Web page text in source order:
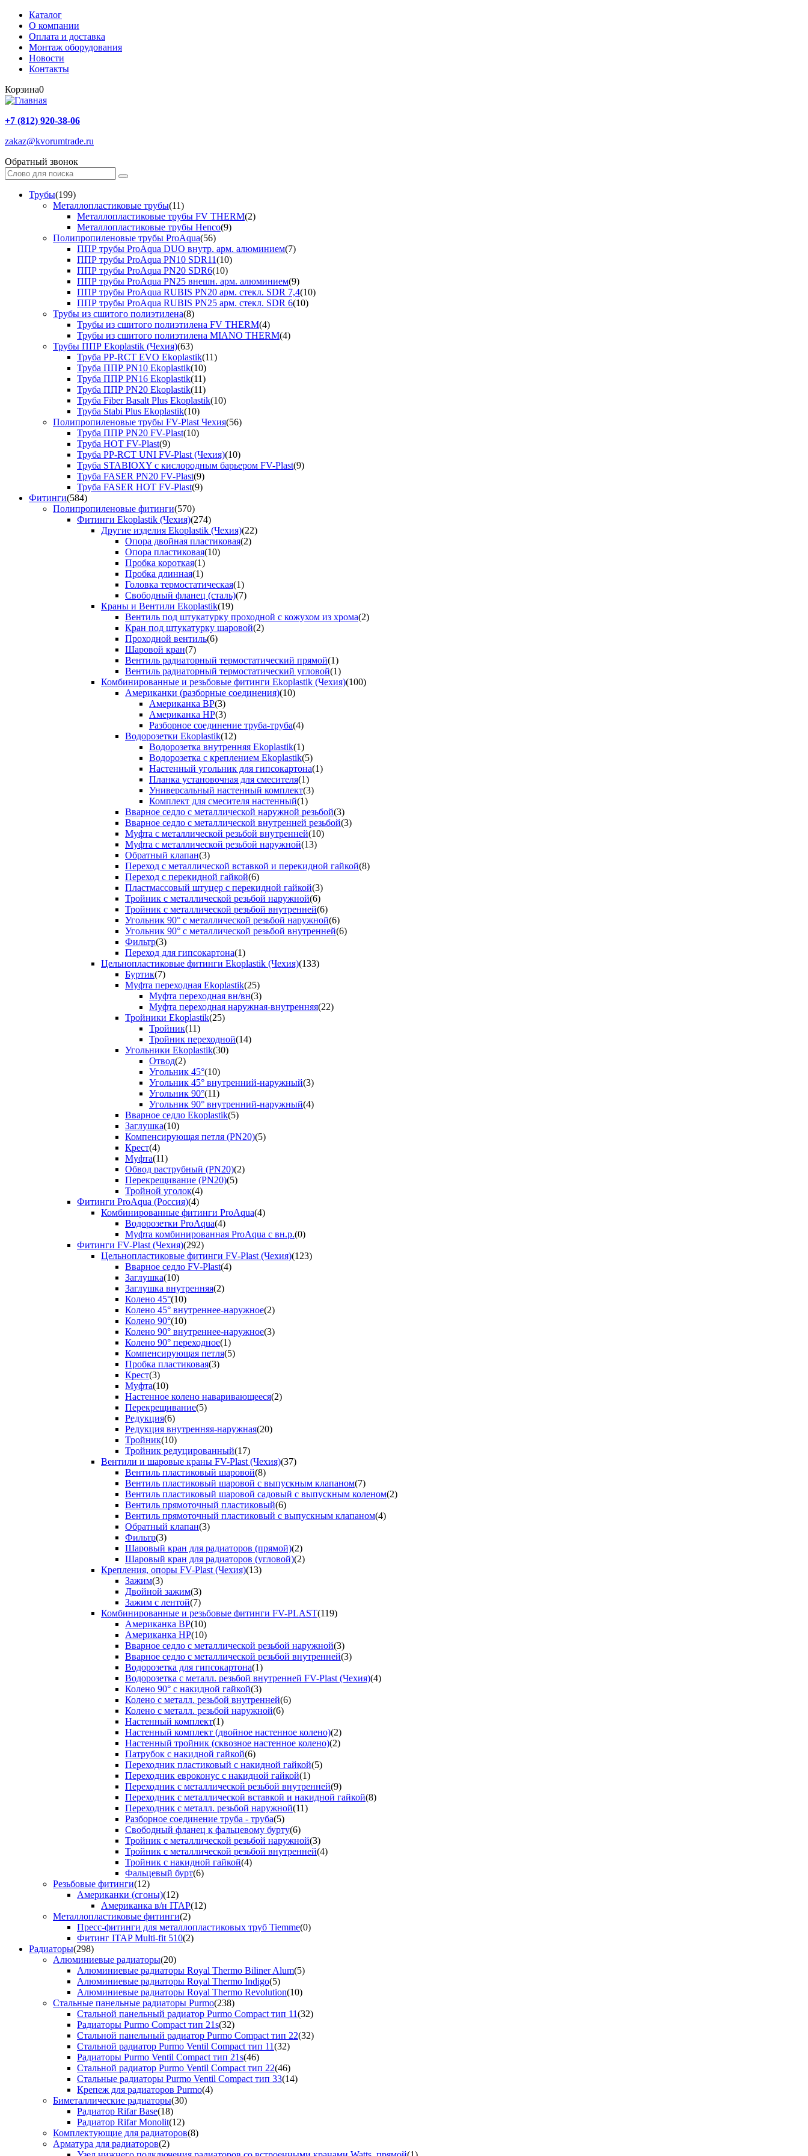
Каталог
О компании
Оплата и доставка
Монтаж оборудования
Новости
Контакты
Корзина0
+7 (812) 920-38-06
zakaz@kvorumtrade.ru
Обратный звонок
Трубы(199)
Металлопластиковые трубы(11)
Металлопластиковые трубы FV THERM(2)
Металлопластиковые трубы Henco(9)
Полипропиленовые трубы ProAqua(56)
ППР трубы ProAqua DUO внутр. арм. алюминием(7)
ППР трубы ProAqua PN10 SDR11(10)
ППР трубы ProAqua PN20 SDR6(10)
ППР трубы ProAqua PN25 внешн. арм. алюминием(9)
ППР трубы ProAqua RUBIS PN20 арм. стекл. SDR 7,4(10)
ППР трубы ProAqua RUBIS PN25 арм. стекл. SDR 6(10)
Трубы из сшитого полиэтилена(8)
Трубы из сшитого полиэтилена FV THERM(4)
Трубы из сшитого полиэтилена MIANO THERM(4)
Трубы ППР Ekoplastik (Чехия)(63)
Труба PP-RCT EVO Ekoplastik(11)
Труба ППР PN10 Ekoplastik(10)
Труба ППР PN16 Ekoplastik(11)
Труба ППР PN20 Ekoplastik(11)
Труба Fiber Basalt Plus Ekoplastik(10)
Труба Stabi Plus Ekoplastik(10)
Полипропиленовые трубы FV-Plast Чехия(56)
Труба ППР PN20 FV-Plast(10)
Труба HOT FV-Plast(9)
Труба PP-RCT UNI FV-Plast (Чехия)(10)
Труба STABIOXY с кислородным барьером FV-Plast(9)
Труба FASER PN20 FV-Plast(9)
Труба FASER HOT FV-Plast(9)
Фитинги(584)
Полипропиленовые фитинги(570)
Фитинги Ekoplastik (Чехия)(274)
Другие изделия Ekoplastik (Чехия)(22)
Опора двойная пластиковая(2)
Опора пластиковая(10)
Пробка короткая(1)
Пробка длинная(1)
Головка термостатическая(1)
Свободный фланец (сталь)(7)
Краны и Вентили Ekoplastik(19)
Вентиль под штукатурку проходной с кожухом из хрома(2)
Кран под штукатурку шаровой(2)
Проходной вентиль(6)
Шаровой кран(7)
Вентиль радиаторный термостатический прямой(1)
Вентиль радиаторный термостатический угловой(1)
Комбинированные и резьбовые фитинги Ekoplastik (Чехия)(100)
Американки (разборные соединения)(10)
Американка ВР(3)
Американка НР(3)
Разборное соединение труба-труба(4)
Водорозетки Ekoplastik(12)
Водорозетка внутренняя Ekoplastik(1)
Водорозетка с креплением Ekoplastik(5)
Настенный угольник для гипсокартона(1)
Планка установочная для смесителя(1)
Универсальный настенный комплект(3)
Комплект для смесителя настенный(1)
Вварное седло с металлической наружной резьбой(3)
Вварное седло с металлической внутренней резьбой(3)
Муфта с металлической резьбой внутренней(10)
Муфта с металлической резьбой наружной(13)
Обратный клапан(3)
Переход с металлической вставкой и перекидной гайкой(8)
Переход с перекидной гайкой(6)
Пластмассовый штуцер с перекидной гайкой(3)
Тройник с металлической резьбой наружной(6)
Тройник с металлической резьбой внутренней(6)
Угольник 90° с металлической резьбой наружной(6)
Угольник 90° с металлической резьбой внутренней(6)
Фильтр(3)
Переход для гипсокартона(1)
Цельнопластиковые фитинги Ekoplastik (Чехия)(133)
Буртик(7)
Муфта переходная Ekoplastik(25)
Муфта переходная вн/вн(3)
Муфта переходная наружная-внутренняя(22)
Тройники Ekoplastik(25)
Тройник(11)
Тройник переходной(14)
Угольники Ekoplastik(30)
Отвод(2)
Угольник 45°(10)
Угольник 45° внутренний-наружный(3)
Угольник 90°(11)
Угольник 90° внутренний-наружный(4)
Вварное седло Ekoplastik(5)
Заглушка(10)
Компенсирующая петля (PN20)(5)
Крест(4)
Муфта(11)
Обвод раструбный (PN20)(2)
Перекрещивание (PN20)(5)
Тройной уголок(4)
Фитинги ProAqua (Россия)(4)
Комбинированные фитинги ProAqua(4)
Водорозетки ProAqua(4)
Муфта комбинированная ProAqua с вн.р.(0)
Фитинги FV-Plast (Чехия)(292)
Цельнопластиковые фитинги FV-Plast (Чехия)(123)
Вварное седло FV-Plast(4)
Заглушка(10)
Заглушка внутренняя(2)
Колено 45°(10)
Колено 45° внутреннее-наружное(2)
Колено 90°(10)
Колено 90° внутреннее-наружное(3)
Колено 90° переходное(1)
Компенсирующая петля(5)
Пробка пластиковая(3)
Крест(3)
Муфта(10)
Настенное колено наваривающееся(2)
Перекрещивание(5)
Редукция(6)
Редукция внутренняя-наружная(20)
Тройник(10)
Тройник редуцированный(17)
Вентили и шаровые краны FV-Plast (Чехия)(37)
Вентиль пластиковый шаровой(8)
Вентиль пластиковый шаровой с выпускным клапаном(7)
Вентиль пластиковый шаровой садовый с выпускным коленом(2)
Вентиль прямоточный пластиковый(6)
Вентиль прямоточный пластиковый с выпускным клапаном(4)
Обратный клапан(3)
Фильтр(3)
Шаровый кран для радиаторов (прямой)(2)
Шаровый кран для радиаторов (угловой)(2)
Крепления, опоры FV-Plast (Чехия)(13)
Зажим(3)
Двойной зажим(3)
Зажим с лентой(7)
Комбинированные и резьбовые фитинги FV-PLAST(119)
Американка ВР(10)
Американка НР(10)
Вварное седло с металлической резьбой наружной(3)
Вварное седло с металлической резьбой внутренней(3)
Водорозетка для гипсокартона(1)
Водорозетка с металл. резьбой внутренней FV-Plast (Чехия)(4)
Колено 90° с накидной гайкой(3)
Колено с металл. резьбой внутренней(6)
Колено с металл. резьбой наружной(6)
Настенный комплект(1)
Настенный комплект (двойное настенное колено)(2)
Настенный тройник (сквозное настенное колено)(2)
Патрубок с накидной гайкой(6)
Переходник пластиковый с накидной гайкой(5)
Переходник евроконус с накидной гайкой(1)
Переходник с металлической резьбой внутренней(9)
Переходник с металлической вставкой и накидной гайкой(8)
Переходник с металл. резьбой наружной(11)
Разборное соединение труба - труба(5)
Свободный фланец к фальцевому бурту(6)
Тройник с металлической резьбой наружной(3)
Тройник с металлической резьбой внутренней(4)
Тройник с накидной гайкой(4)
Фальцевый бурт(6)
Резьбовые фитинги(12)
Американки (сгоны)(12)
Американка в/н ITAP(12)
Металлопластиковые фитинги(2)
Пресс-фитинги для металлопластиковых труб Tiemme(0)
Фитинг ITAP Multi-fit 510(2)
Радиаторы(298)
Алюминиевые радиаторы(20)
Алюминиевые радиаторы Royal Thermo Biliner Alum(5)
Алюминиевые радиаторы Royal Thermo Indigo(5)
Алюминиевые радиаторы Royal Thermo Revolution(10)
Стальные панельные радиаторы Purmo(238)
Стальной панельный радиатор Purmo Compact тип 11(32)
Радиаторы Purmo Compact тип 21s(32)
Стальной панельный радиатор Purmo Compact тип 22(32)
Стальной радиатор Purmo Ventil Compact тип 11(32)
Радиаторы Purmo Ventil Compact тип 21s(46)
Стальной радиатор Purmo Ventil Compact тип 22(46)
Стальные радиаторы Purmo Ventil Compact тип 33(14)
Крепеж для радиаторов Purmo(4)
Биметаллические радиаторы(30)
Радиатор Rifar Base(18)
Радиатор Rifar Monolit(12)
Комплектующие для радиаторов(8)
Арматура для радиаторов(2)